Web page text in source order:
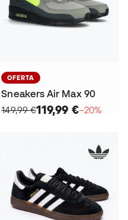
OFERTA
Sneakers Air Max 90
149,99 €119,99 €−20%